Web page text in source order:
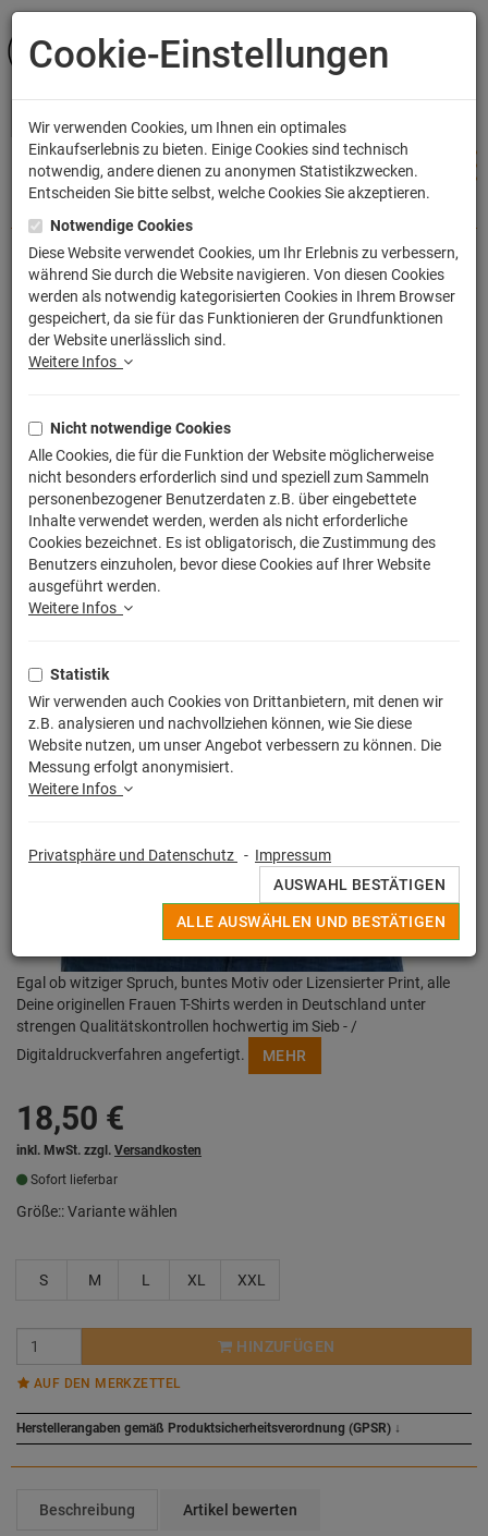
ANMELDEN
Space in Time T-Shirt
Artikelnummer: TLM2179G
Egal ob witziger Spruch, buntes Motiv oder Lizensierter Print, alle
Deine originellen Frauen T-Shirts werden in Deutschland unter
strengen Qualitätskontrollen hochwertig im Sieb - /
Digitaldruckverfahren angefertigt.
MEHR
18,50 €
inkl. MwSt. zzgl. Versandkosten
Sofort lieferbar
Größe::Variante wählen
S M L XL XXL
HINZUFÜGEN
AUF DEN MERKZETTEL
Herstellerangaben gemäß Produktsicherheitsverordnung (GPSR) ↓
Beschreibung Artikel bewerten
Cookie-Einstellungen
Wir verwenden Cookies, um Ihnen ein optimales
Einkaufserlebnis zu bieten. Einige Cookies sind technisch
notwendig, andere dienen zu anonymen Statistikzwecken.
Entscheiden Sie bitte selbst, welche Cookies Sie akzeptieren.
Notwendige Cookies
Diese Website verwendet Cookies, um Ihr Erlebnis zu verbessern,
während Sie durch die Website navigieren. Von diesen Cookies
werden als notwendig kategorisierten Cookies in Ihrem Browser
gespeichert, da sie für das Funktionieren der Grundfunktionen
der Website unerlässlich sind.
Weitere Infos
Nicht notwendige Cookies
Alle Cookies, die für die Funktion der Website möglicherweise
nicht besonders erforderlich sind und speziell zum Sammeln
personenbezogener Benutzerdaten z.B. über eingebettete
Inhalte verwendet werden, werden als nicht erforderliche
Cookies bezeichnet. Es ist obligatorisch, die Zustimmung des
Benutzers einzuholen, bevor diese Cookies auf Ihrer Website
ausgeführt werden.
Weitere Infos
Statistik
Wir verwenden auch Cookies von Drittanbietern, mit denen wir
z.B. analysieren und nachvollziehen können, wie Sie diese
Website nutzen, um unser Angebot verbessern zu können. Die
Messung erfolgt anonymisiert.
Weitere Infos
Privatsphäre und Datenschutz - Impressum
AUSWAHL BESTÄTIGEN
ALLE AUSWÄHLEN UND BESTÄTIGEN